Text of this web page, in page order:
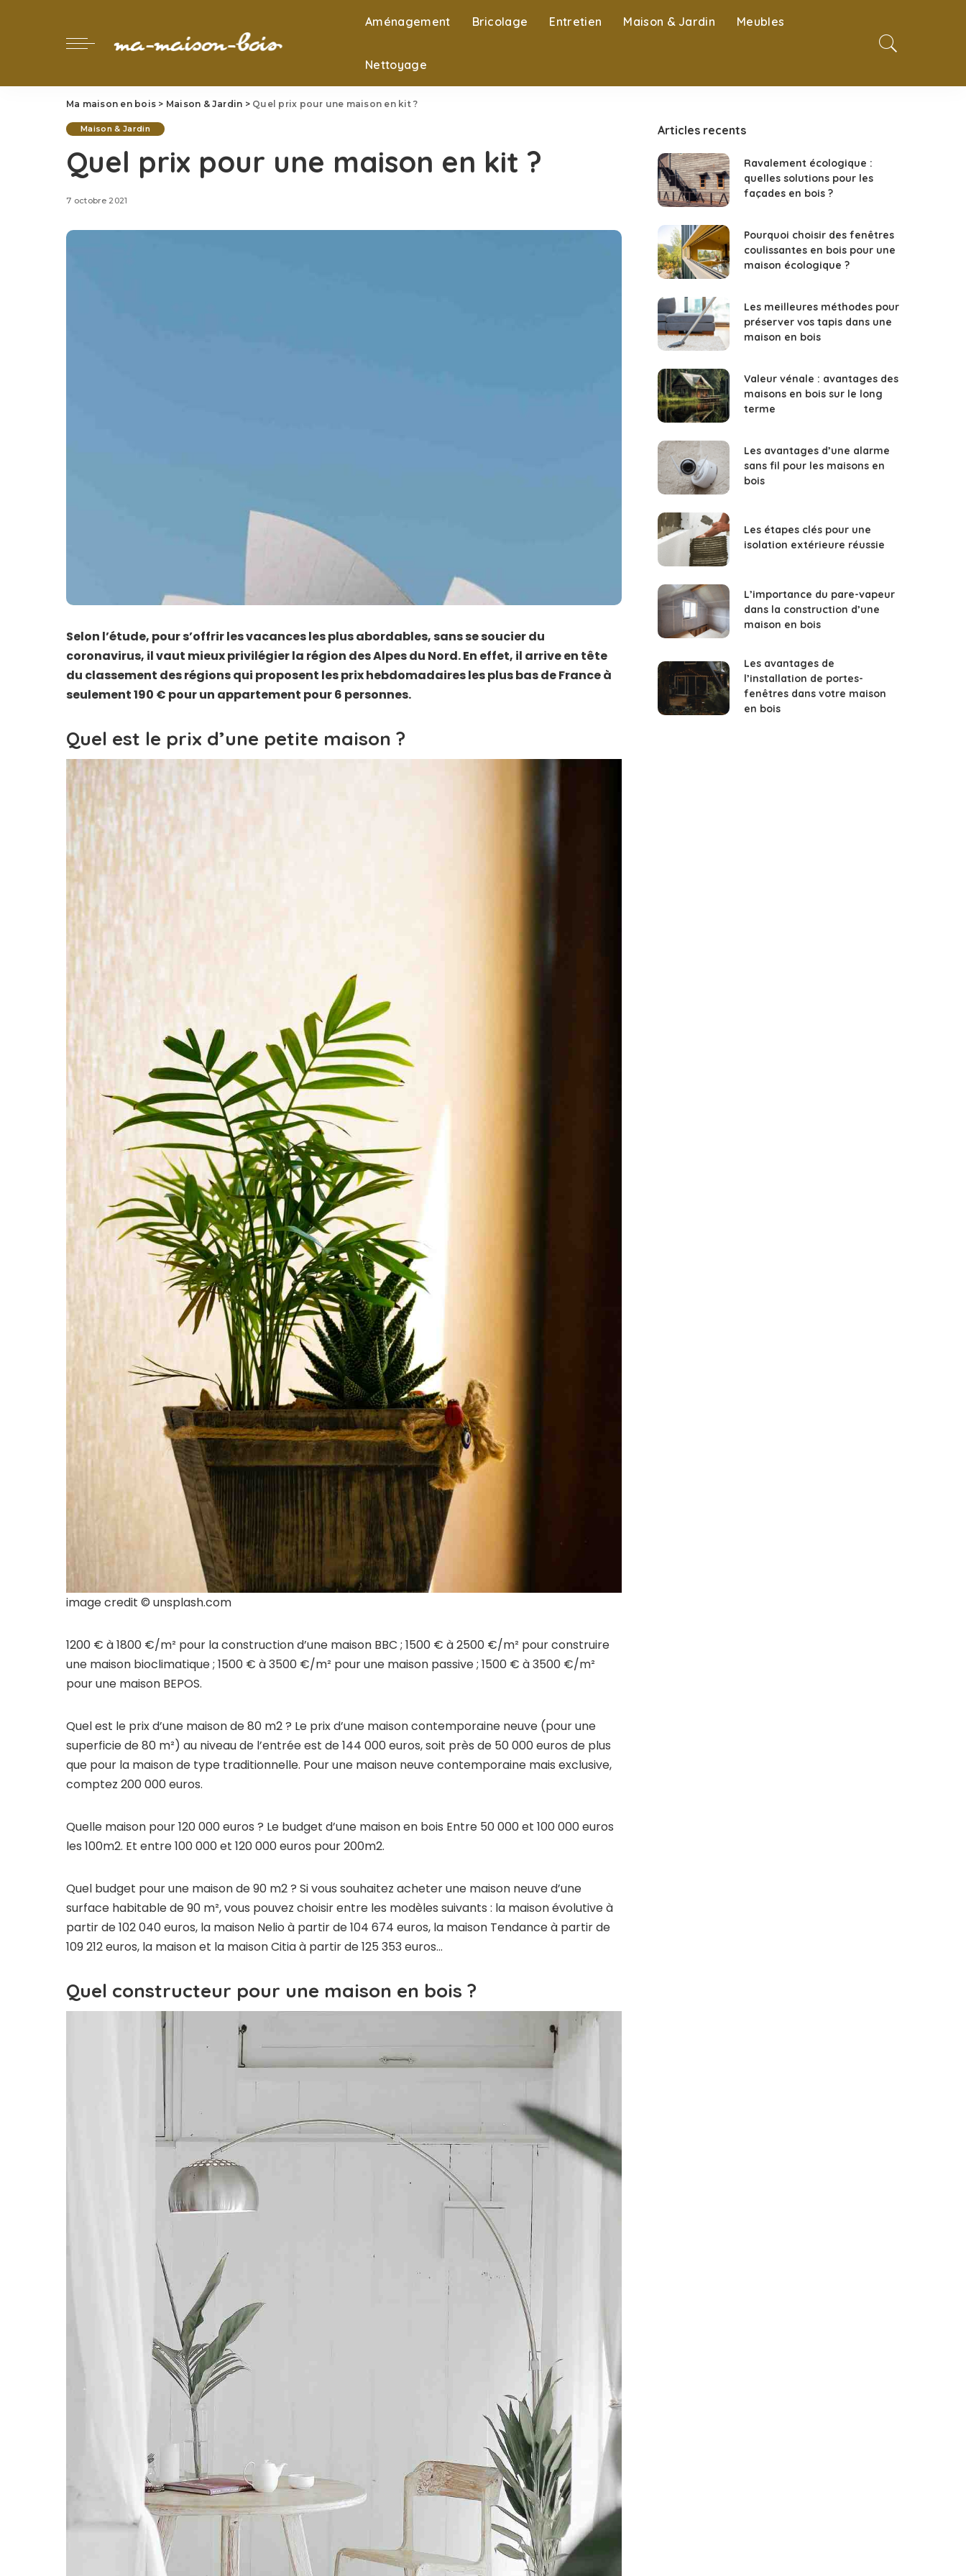
Aménagement Bricolage Entretien Maison & Jardin Meubles
Nettoyage
Ma maison en bois > Maison & Jardin > Quel prix pour une maison en kit ?
Maison & Jardin
Quel prix pour une maison en kit ?
7 octobre 2021
Selon l’étude, pour s’offrir les vacances les plus abordables, sans se soucier du
coronavirus, il vaut mieux privilégier la région des Alpes du Nord. En effet, il arrive en tête
du classement des régions qui proposent les prix hebdomadaires les plus bas de France à
seulement 190 € pour un appartement pour 6 personnes.
Quel est le prix d’une petite maison ?
image credit © unsplash.com
1200 € à 1800 €/m² pour la construction d’une maison BBC ; 1500 € à 2500 €/m² pour construire
une maison bioclimatique ; 1500 € à 3500 €/m² pour une maison passive ; 1500 € à 3500 €/m²
pour une maison BEPOS.
Quel est le prix d’une maison de 80 m2 ? Le prix d’une maison contemporaine neuve (pour une
superficie de 80 m²) au niveau de l’entrée est de 144 000 euros, soit près de 50 000 euros de plus
que pour la maison de type traditionnelle. Pour une maison neuve contemporaine mais exclusive,
comptez 200 000 euros.
Quelle maison pour 120 000 euros ? Le budget d’une maison en bois Entre 50 000 et 100 000 euros
les 100m2. Et entre 100 000 et 120 000 euros pour 200m2.
Quel budget pour une maison de 90 m2 ? Si vous souhaitez acheter une maison neuve d’une
surface habitable de 90 m², vous pouvez choisir entre les modèles suivants : la maison évolutive à
partir de 102 040 euros, la maison Nelio à partir de 104 674 euros, la maison Tendance à partir de
109 212 euros, la maison et la maison Citia à partir de 125 353 euros…
Quel constructeur pour une maison en bois ?
Articles recents
Ravalement écologique :
quelles solutions pour les
façades en bois ?
Pourquoi choisir des fenêtres
coulissantes en bois pour une
maison écologique ?
Les meilleures méthodes pour
préserver vos tapis dans une
maison en bois
Valeur vénale : avantages des
maisons en bois sur le long
terme
Les avantages d’une alarme
sans fil pour les maisons en
bois
Les étapes clés pour une
isolation extérieure réussie
L’importance du pare-vapeur
dans la construction d’une
maison en bois
Les avantages de
l’installation de portes-
fenêtres dans votre maison
en bois